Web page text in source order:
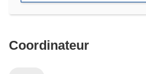
Coordinateur